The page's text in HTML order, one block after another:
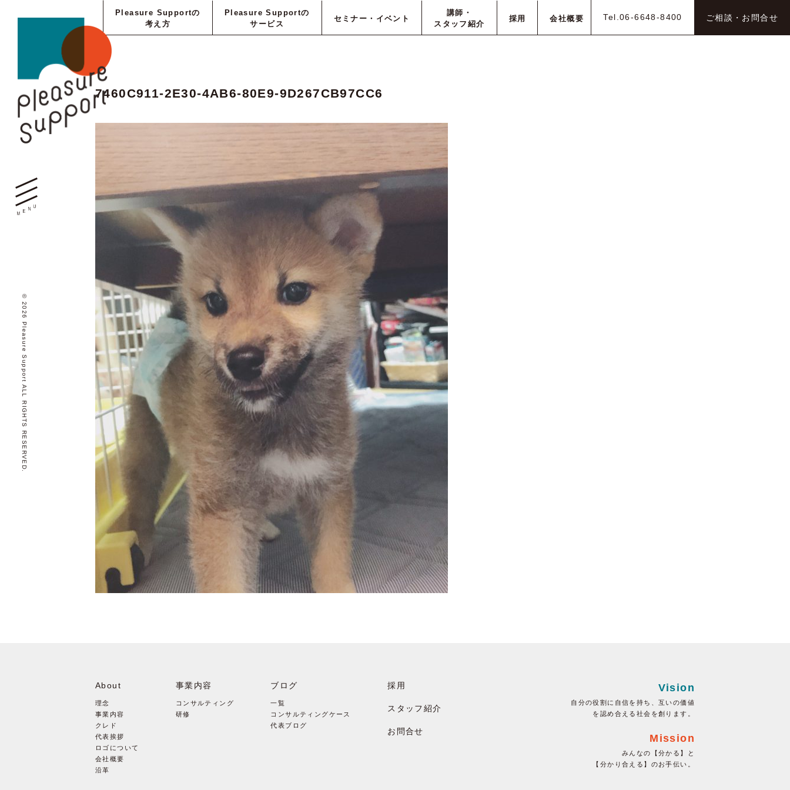
Tel.06-6648-8400 ご相談・お問合せ
© 2026 Pleasure Support ALL RIGHTS RESERVED.
Pleasure Supportの
考え方
Pleasure Supportの
サービス
セミナー・イベント
講師・
スタッフ紹介
採用 会社概要
7460C911-2E30-4AB6-80E9-9D267CB97CC6
About
理念
事業内容
クレド
代表挨拶
ロゴについて
会社概要
沿革
事業内容
コンサルティング
研修
ブログ
一覧
コンサルティングケース
代表ブログ
採用
スタッフ紹介
お問合せ
Vision
自分の役割に自信を持ち、互いの価値
を認め合える社会を創ります。
Mission
みんなの【分かる】と
【分かり合える】のお手伝い。